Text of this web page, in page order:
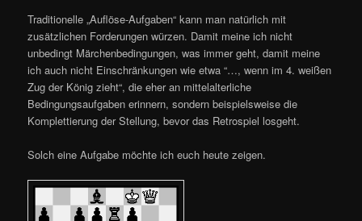
Traditionelle „Auflöse-Aufgaben“ kann man natürlich mit
zusätzlichen Forderungen würzen. Damit meine ich nicht
unbedingt Märchenbedingungen, was immer geht, damit meine
ich auch nicht Einschränkungen wie etwa “…, wenn im 4. weißen
Zug der König zieht“, die eher an mittelalterliche
Bedingungsaufgaben erinnern, sondern beispielsweise die
Komplettierung der Stellung, bevor das Retrospiel losgeht.
Solch eine Aufgabe möchte ich euch heute zeigen.